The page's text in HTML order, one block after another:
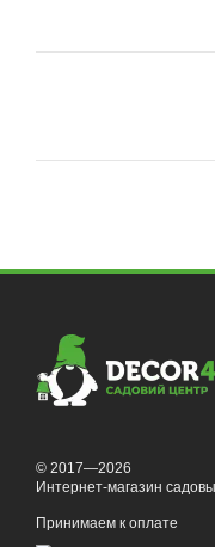
© 2017—2026
Интернет-магазин
Принимаем к оплате